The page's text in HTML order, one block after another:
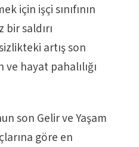
için işçi sınıfının
bir saldırı
artış son
hayat pahalılığı
son Gelir ve Yaşam
göre en